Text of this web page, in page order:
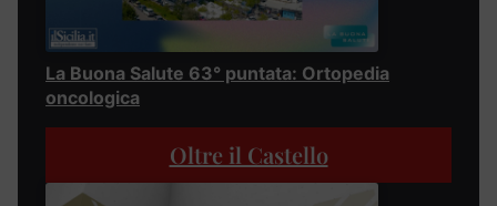
La Buona Salute 63° puntata: Ortopedia
oncologica
Oltre il Castello